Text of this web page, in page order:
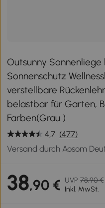
Outsunny
Sonnenschutz
verstellbare
belastbar für Garten,
Farben(Grau )
4,7 (477)
Versand durch Aosom
38,90 € UVP 78,90 €
Inkl. MwSt.